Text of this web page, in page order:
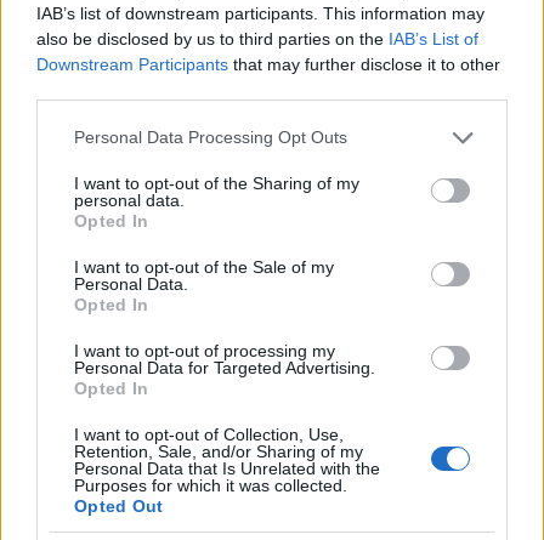
IAB’s list of downstream participants. This information may
also be disclosed by us to third parties on the IAB’s List of
Downstream Participants that may further disclose it to other
Please note that this website/app uses one or more Google
not limited to your visit or usage behaviour. You may click to
grant or deny consent to Google and its third-party tags to
use your data for below specified purposes in below Google
consent section.
Personal Data Processing Opt Outs
I want to opt-out of the Sharing of my
personal data.
Opted In
I want to opt-out of the Sale of my
Personal Data.
Opted In
I want to opt-out of processing my
Personal Data for Targeted Advertising.
Opted In
I want to opt-out of Collection, Use,
Retention, Sale, and/or Sharing of my
Personal Data that Is Unrelated with the
Purposes for which it was collected.
Opted Out
tonnás hajói a 8-18 torpedóvető cső mellett 3-6 darab
nehézágyúval is fel voltak szerelve, egyetlen tervezetet
kivéve, mely az eredeti koncepciónak megfelelően
egyáltalán nem rendelkezett nagykaliberű lövegekkel.
megkövetelt magas, 27-31 csomós sebesség volt, ami
nagyteljesítményű, következésképpen nagy súlyú, és nagy
helyigényű gépek beépítését tette szükségessé. A
súlytöbbletet már nem tudta a lövegtornyokon
megspórolni. Ha a korábbi erős védettséget fenn akarta
tartani, vagy teljesen el kellett hagyni a nehéztüzérséget,
ami ellentétes volt a haditengerészet kívánságaival, vagy
pedig a páncélzatot kellett csökkenteni. Néhány tervezet
egyáltalán nem kapott oldalpáncélzatot, többségük pedig
viszonylag gyenge, 10-25 cm vastag, kis területet védő
övpáncéllal lett volna ellátva.
A torpedó-csatahajóval szemben támasztott új
követelmények végső soron teljesíthetetlenek voltak.